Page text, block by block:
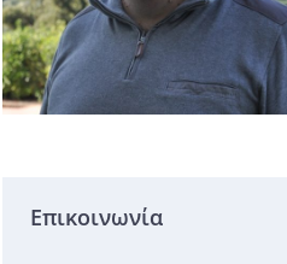
Επικοινωνία